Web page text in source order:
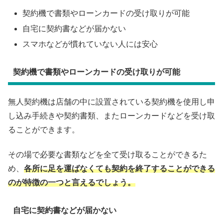
契約機で書類やローンカードの受け取りが可能
自宅に契約書などが届かない
スマホなどが慣れていない人には安心
契約機で書類やローンカードの受け取りが可能
無人契約機は店舗の中に設置されている契約機を使用し申
し込み手続きや契約書類、またローンカードなどを受け取
ることができます。
その場で必要な書類などを全て受け取ることができるた
め、 各所に足を運ばなくても契約を終了することができる
のが特徴の一つと言えるでしょう。
自宅に契約書などが届かない